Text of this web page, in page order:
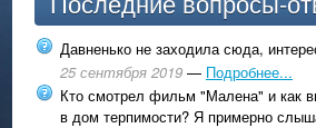
Давненько не заходила сюда,
25 сентября 2019 — Подробнее...
Кто смотрел фильм "Малена" и как
в дом терпимости? Я примерно